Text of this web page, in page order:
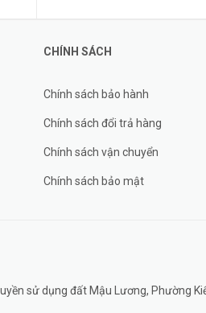
CHÍNH SÁCH
Chính sách bảo hành
Chính sách đổi trả hàng
Chính sách vận chuyển
Chính sách bảo mật
sử dụng đất Mậu Lương, Phường